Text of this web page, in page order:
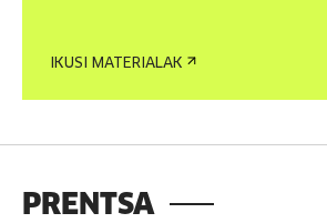
IKUSI MATERIALAK
PRENTSA